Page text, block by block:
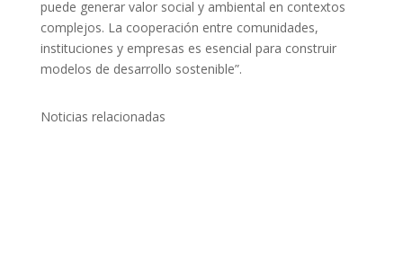
puede generar valor social y ambiental en contextos
complejos. La cooperación entre comunidades,
instituciones y empresas es esencial para construir
modelos de desarrollo sostenible”.
Noticias relacionadas